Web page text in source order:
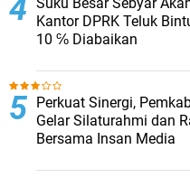
Kantor DPRK Teluk
10 ℅ Diabaikan
Perkuat Sinergi,
Gelar Silaturahmi dan
Bersama Insan Media